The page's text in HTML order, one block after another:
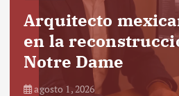
Arquitecto
en la
Notre Dame
agosto 1, 2026